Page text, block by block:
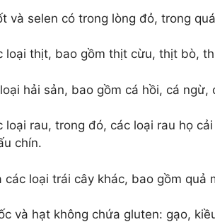
và selen có trong lòng đỏ, trong
loại thịt, bao gồm thịt cừu, thịt bò,
hải sản, bao gồm cá hồi, cá
loại rau, trong đó, các loại rau họ
chín.
các loại trái cây khác, bao gồm quả
và hạt không chứa gluten: gạo,